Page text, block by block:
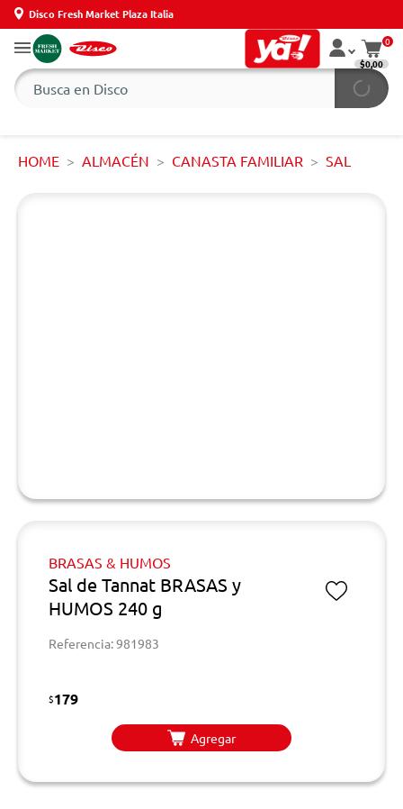
Disco Fresh Market Plaza Italia
0
$0,00
HOME ALMACÉN CANASTA FAMILIAR SAL
BRASAS & HUMOS
Sal de Tannat BRASAS y
HUMOS 240 g
Referencia: 981983
$179
Agregar